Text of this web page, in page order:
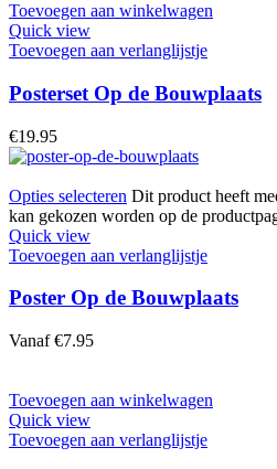
Toevoegen aan winkelwagen
Quick view
Toevoegen aan verlanglijstje
Posterset Op de Bouwplaats
€19.95
Opties selecteren Dit product heeft
kan gekozen worden op de
Quick view
Toevoegen aan verlanglijstje
Poster Op de Bouwplaats
Vanaf €7.95
Toevoegen aan winkelwagen
Quick view
Toevoegen aan verlanglijstje